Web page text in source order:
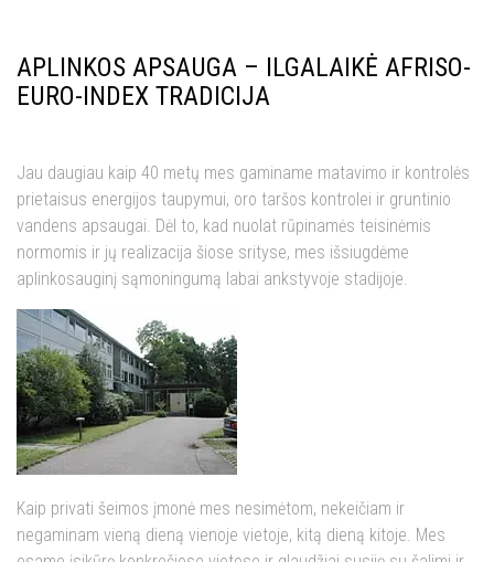
APLINKOS APSAUGA – ILGALAIKĖ AFRISO-
EURO-INDEX TRADICIJA
Jau daugiau kaip 40 metų mes gaminame matavimo ir kontrolės
prietaisus energijos taupymui, oro taršos kontrolei ir gruntinio
vandens apsaugai. Dėl to, kad nuolat rūpinamės teisinėmis
normomis ir jų realizacija šiose srityse, mes išsiugdėme
aplinkosauginį sąmoningumą labai ankstyvoje stadijoje.
Kaip privati šeimos įmonė mes nesimėtom, nekeičiam ir
negaminam vieną dieną vienoje vietoje, kitą dieną kitoje. Mes